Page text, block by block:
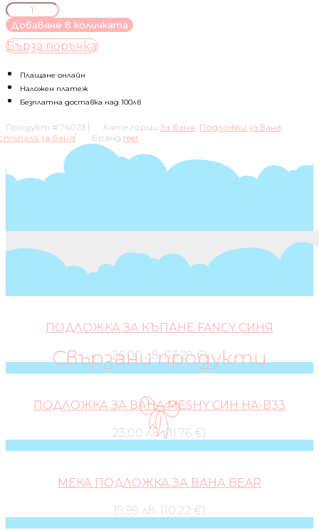
количество
за
НЕХЛЪЗГАЩА
ПОДЛОЖКА
БАНЯ
REER,
СИНЯ
Добавяне в количката
Бърза поръчка
Плащане онлайн
Наложен платеж
Безплатна доставка над 100лв
Продукт # 76023 Категории За баня Подложки за вана,
за баня
Бранд reer
Свързани продукти
ПОДЛОЖКА ЗА КЪПАНЕ FANCY СИНЯ
26,00 лв. (13.29 €)
ПОДЛОЖКА ЗА ВАНА MESHY СИН HA-B33
23,00 лв. (11.76 €)
МЕКА ПОДЛОЖКА ЗА ВАНА BEAR
19,99 лв. (10.22 €)